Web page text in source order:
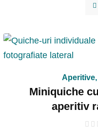
Aperitive,
Miniquiche
aperitiv